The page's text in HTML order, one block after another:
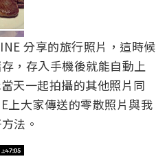
分享的旅行照片，這時候
，存入手機後就能自動上
天一起拍攝的其他照片同
上大家傳送的零散照片與我
法。